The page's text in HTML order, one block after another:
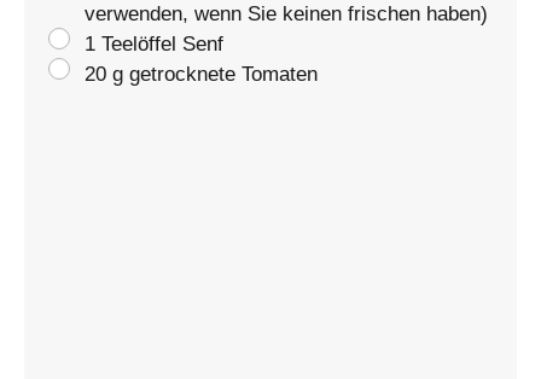
verwenden, wenn Sie keinen frischen haben)
1 Teelöffel Senf
20 g getrocknete Tomaten